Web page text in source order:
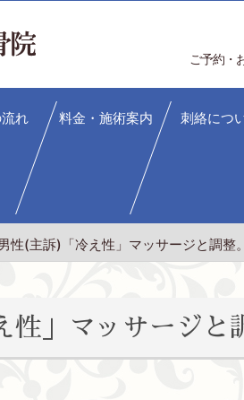
ご予約・
れ 料金・施術案内 刺絡につ
性(主訴)「冷え性」マッサージと調整。
」マッサージと